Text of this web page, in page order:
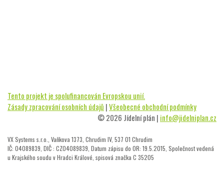
Tento projekt je spolufinancován Evropskou unií.
Zásady zpracování osobních údajů |Všeobecné obchodní podmínky
© 2026 Jídelní plán | info@jidelniplan.cz
VX Systems s.r.o., Vaňkova 1373, Chrudim IV, 537 01 Chrudim
IČ: 04089839, DIČ : CZ04089839, Datum zápisu do OR: 19.5.2015, Společnost vedená
u Krajského soudu v Hradci Králové, spisová značka C 35205